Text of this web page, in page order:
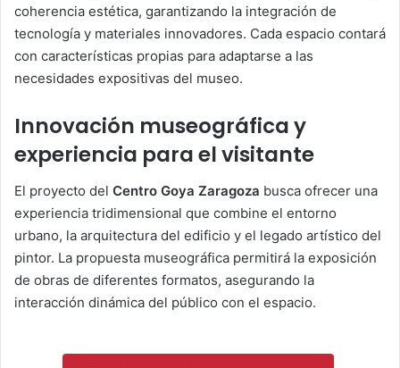
coherencia estética, garantizando la integración de
tecnología y materiales innovadores. Cada espacio contará
con características propias para adaptarse a las
necesidades expositivas del museo.
Innovación museográfica y
experiencia para el visitante
El proyecto del Centro Goya Zaragoza busca ofrecer una
experiencia tridimensional que combine el entorno
urbano, la arquitectura del edificio y el legado artístico del
pintor. La propuesta museográfica permitirá la exposición
de obras de diferentes formatos, asegurando la
interacción dinámica del público con el espacio.